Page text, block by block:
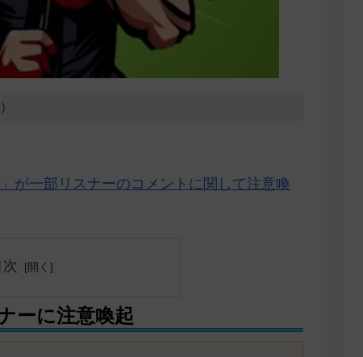
が一部リスナーのコメントに関して注意喚
ーに注意喚起